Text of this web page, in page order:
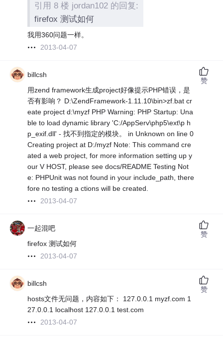
引用 8 楼 jordan102 的回复:
firefox 测试如何
我用360问题一样。
2013-04-07
billcsh
用zend framework生成project好像提示PHP错误，是
否有影响？ D:\ZendFramework-1.11.10\bin>zf.bat cr
eate project d:\myzf PHP Warning: PHP Startup: Una
ble to load dynamic library 'C:/AppServ\php5\ext\p h
p_exif.dll' - 找不到指定的模块。 in Unknown on line 0
Creating project at D:/myzf Note: This command cre
ated a web project, for more information setting up y
our V HOST, please see docs/README Testing Not
e: PHPUnit was not found in your include_path, there
fore no testing a ctions will be created.
2013-04-07
赞
一起混吧
firefox 测试如何
2013-04-07
赞
billcsh
hosts文件无问题，内容如下： 127.0.0.1 myzf.com 1
27.0.0.1 localhost 127.0.0.1 test.com
2013-04-07
赞